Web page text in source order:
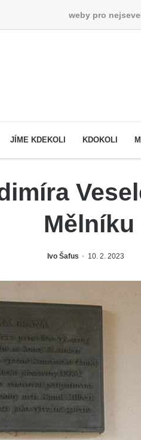
weby pro
JÍME KDEKOLI KDOKOLI
Mělníku
Ivo Šafus 10. 2. 2023